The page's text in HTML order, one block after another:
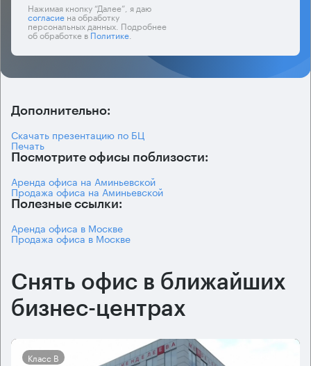
Нажимая кнопку “Далее”, я даю
согласиена обработку
персональных данных. Подробнее
об обработке вПолитике.
Дополнительно:
Скачать презентацию по БЦ
Печать
Посмотрите офисы поблизости:
Аренда офиса на Аминьевской
Продажа офиса на Аминьевской
Полезные ссылки:
Аренда офиса в Москве
Продажа офиса в Москве
Снять офис в ближайших
бизнес-центрах
Класс B